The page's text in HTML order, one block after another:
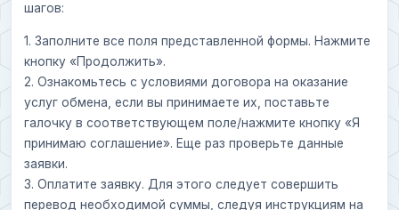
шагов:
1. Заполните все поля представленной формы. Нажмите
кнопку «Продолжить».
2. Ознакомьтесь с условиями договора на оказание
услуг обмена, если вы принимаете их, поставьте
галочку в соответствующем поле/нажмите кнопку «Я
принимаю соглашение». Еще раз проверьте данные
заявки.
3. Оплатите заявку. Для этого следует совершить
перевод необходимой суммы, следуя инструкциям на